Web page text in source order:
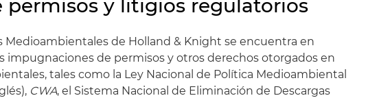
permisos y litigios regulatorios
Medioambientales de Holland & Knight se encuentra en
impugnaciones de permisos y otros derechos otorgados en
tales como la Ley Nacional de Política Medioambiental
CWA, el Sistema Nacional de Eliminación de Descargas